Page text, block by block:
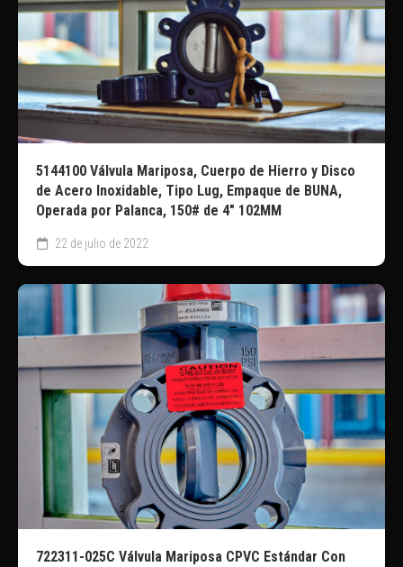
5144100 Válvula Mariposa, Cuerpo de Hierro y Disco
de Acero Inoxidable, Tipo Lug, Empaque de BUNA,
Operada por Palanca, 150# de 4″ 102MM
22 de julio de 2022
722311-025C Válvula Mariposa CPVC Estándar Con